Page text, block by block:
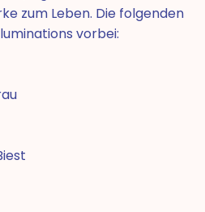
zum Leben. Die folgenden
vorbei: